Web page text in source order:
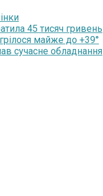
45 тисяч гривень
майже до +39°
сучасне обладнання